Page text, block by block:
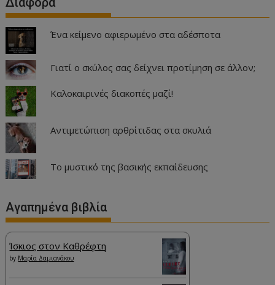
Ένα κείμενο αφιερωμένο στα αδέσποτα
Γιατί ο σκύλος σας δείχνει προτίμηση σε άλλον;
Καλοκαιρινές διακοπές μαζί!
Αντιμετώπιση αρθρίτιδας στα σκυλιά
Το μυστικό της βασικής εκπαίδευσης
Αγαπημένα βιβλία
Ίσκιος στον Καθρέφτη
by Μαρία Δαμιανάκου